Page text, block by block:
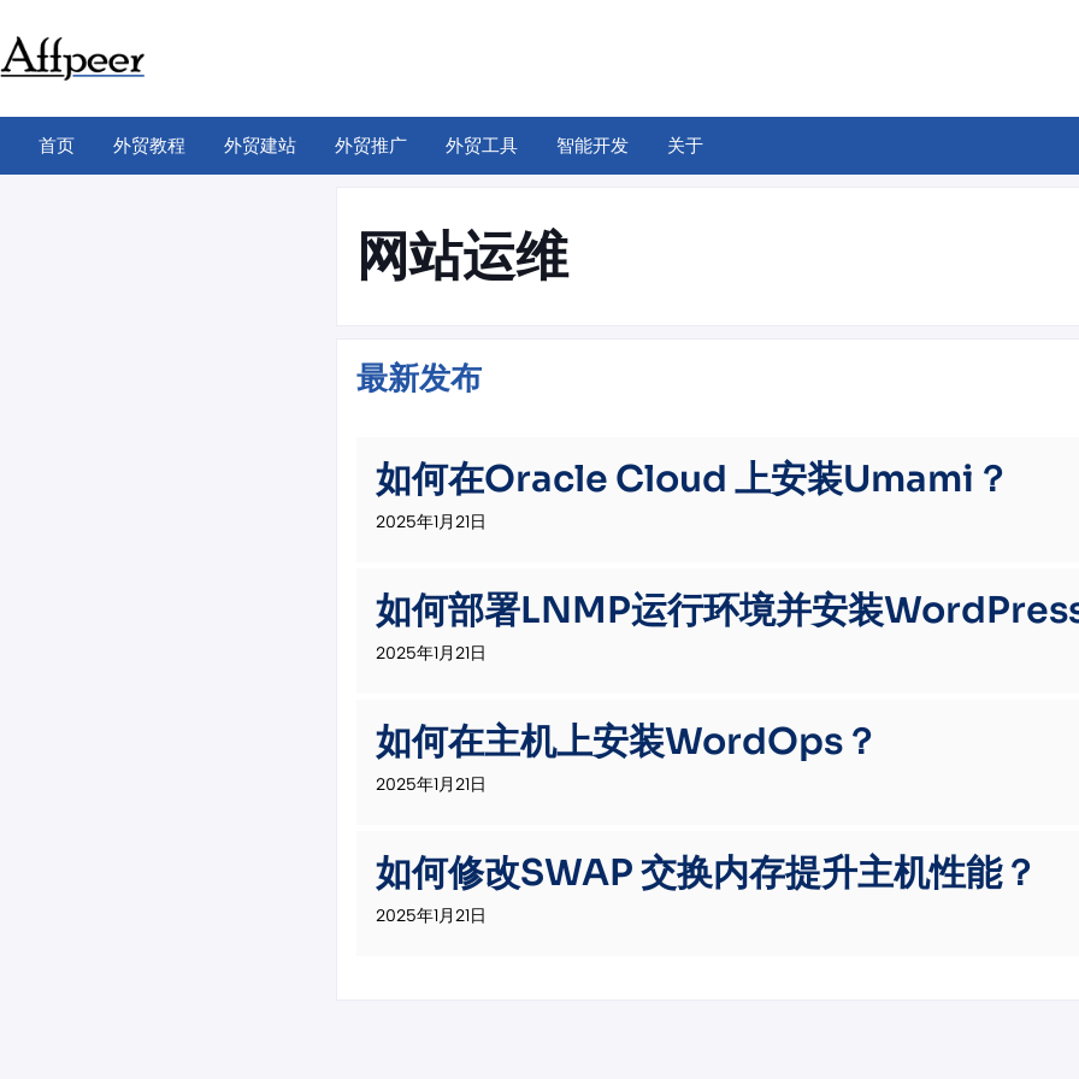
至
内
首页 外贸教程 外贸建站 外贸推广 外贸工具 智能开发 关于
网站运维
最新发布
如何在Oracle Cloud 上安装Umami？
2025年1月21日
如何部署LNMP运行环境并安装
2025年1月21日
如何在主机上安装WordOps？
2025年1月21日
如何修改SWAP 交换内存提升主机性能？
2025年1月21日